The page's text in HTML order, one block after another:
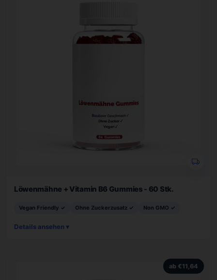
Löwenmähne + Vitamin B6 Gummies - 60 Stk.
Vegan Friendly ✓ Ohne Zuckerzusatz ✓ Non GMO ✓
Details ansehen ▾
ab €11,64